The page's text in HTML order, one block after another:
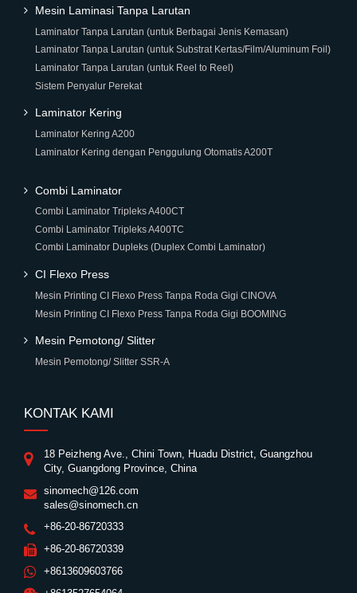
Mesin Laminasi Tanpa Larutan
Laminator Tanpa Larutan (untuk Berbagai Jenis Kemasan)
Laminator Tanpa Larutan (untuk Substrat Kertas/Film/Aluminum Foil)
Laminator Tanpa Larutan (untuk Reel to Reel)
Sistem Penyalur Perekat
Laminator Kering
Laminator Kering A200
Laminator Kering dengan Penggulung Otomatis A200T
Combi Laminator
Combi Laminator Tripleks A400CT
Combi Laminator Tripleks A400TC
Combi Laminator Dupleks (Duplex Combi Laminator)
CI Flexo Press
Mesin Printing CI Flexo Press Tanpa Roda Gigi CINOVA
Mesin Printing CI Flexo Press Tanpa Roda Gigi BOOMING
Mesin Pemotong/ Slitter
Mesin Pemotong/ Slitter SSR-A
KONTAK KAMI
18 Peizheng Ave., Chini Town, Huadu District, Guangzhou
City, Guangdong Province, China
sinomech@126.com
sales@sinomech.cn
+86-20-86720333
+86-20-86720339
+8613609603766